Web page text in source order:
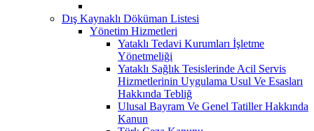
Dış Kaynaklı Döküman Listesi
Yönetim Hizmetleri
Yataklı Tedavi Kurumları İşletme
Yönetmeliği
Yataklı Sağlık Tesislerinde Acil Servis
Hizmetlerinin Uygulama Usul Ve Esasları
Hakkında Tebliğ
Ulusal Bayram Ve Genel Tatiller Hakkında
Kanun